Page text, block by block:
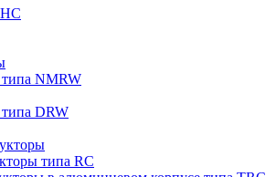
NMRW
DRW
типа RC